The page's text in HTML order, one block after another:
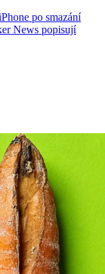
po smazání
News popisují